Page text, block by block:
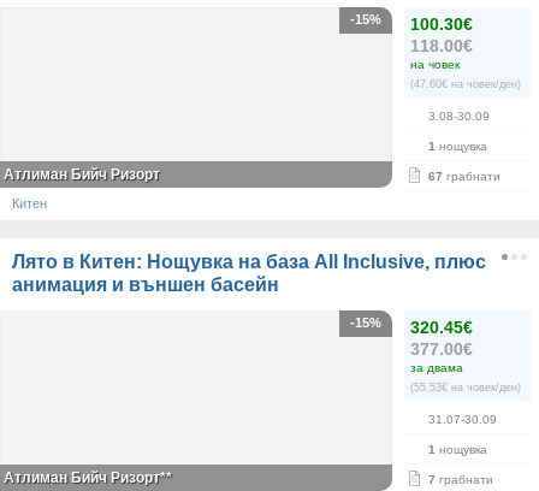
100.30€
118.00€
на човек
(47.60€ на човек/ден)
3.08-30.09
1 нощувка
67 грабнати
-15%
Атлиман Бийч Ризорт
Китен
Лято в Китен: Нощувка на база All Inclusive, плюс
анимация и външен басейн
320.45€
377.00€
за двама
(55.53€ на човек/ден)
31.07-30.09
1 нощувка
7 грабнати
-15%
Атлиман Бийч Ризорт**